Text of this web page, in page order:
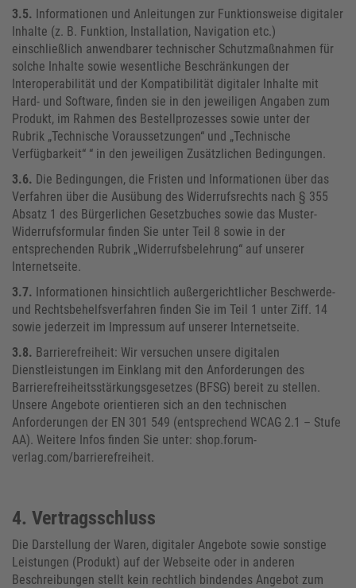
3.5. Informationen und Anleitungen zur Funktionsweise digitaler
Inhalte (z. B. Funktion, Installation, Navigation etc.)
einschließlich anwendbarer technischer Schutzmaßnahmen für
solche Inhalte sowie wesentliche Beschränkungen der
Interoperabilität und der Kompatibilität digitaler Inhalte mit
Hard- und Software, finden sie in den jeweiligen Angaben zum
Produkt, im Rahmen des Bestellprozesses sowie unter der
Rubrik „Technische Voraussetzungen“ und „Technische
Verfügbarkeit“ “ in den jeweiligen Zusätzlichen Bedingungen.
3.6. Die Bedingungen, die Fristen und Informationen über das
Verfahren über die Ausübung des Widerrufsrechts nach § 355
Absatz 1 des Bürgerlichen Gesetzbuches sowie das Muster-
Widerrufsformular finden Sie unter Teil 8 sowie in der
entsprechenden Rubrik „Widerrufsbelehrung“ auf unserer
Internetseite.
3.7. Informationen hinsichtlich außergerichtlicher Beschwerde-
und Rechtsbehelfsverfahren finden Sie im Teil 1 unter Ziff. 14
sowie jederzeit im Impressum auf unserer Internetseite.
3.8. Barrierefreiheit: Wir versuchen unsere digitalen
Dienstleistungen im Einklang mit den Anforderungen des
Barrierefreiheitsstärkungsgesetzes (BFSG) bereit zu stellen.
Unsere Angebote orientieren sich an den technischen
Anforderungen der EN 301 549 (entsprechend WCAG 2.1 – Stufe
AA). Weitere Infos finden Sie unter: shop.forum-
verlag.com/barrierefreiheit.
4. Vertragsschluss
Die Darstellung der Waren, digitaler Angebote sowie sonstige
Leistungen (Produkt) auf der Webseite oder in anderen
Beschreibungen stellt kein rechtlich bindendes Angebot zum